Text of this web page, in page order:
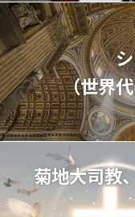
（世界
菊地大司教